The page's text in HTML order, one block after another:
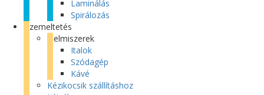
Laminálás
Spirálozás
Üzemeltetés
Élelmiszerek
Italok
Szódagép
Kávé
Kézikocsik szállításhoz